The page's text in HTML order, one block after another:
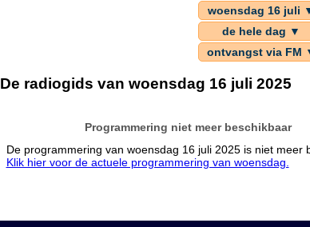
woensdag 16 juli
de hele dag ▼
ontvangst via FM
De radiogids van woensdag 16 juli 2025
Programmering niet meer beschikbaar
De programmering van woensdag 16 juli 2025 is niet meer
Klik hier voor de actuele programmering van woensdag.